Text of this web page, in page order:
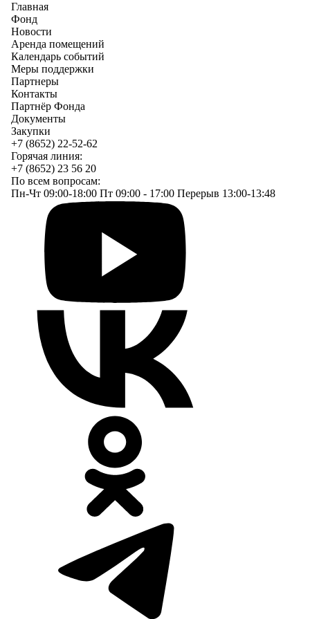
Главная
Фонд
Новости
Аренда помещений
Календарь событий
Меры поддержки
Партнеры
Контакты
Партнёр Фонда
Документы
Закупки
+7 (8652) 22-52-62
Горячая линия:
+7 (8652) 23 56 20
По всем вопросам:
Пн-Чт 09:00-18:00 Пт 09:00 - 17:00 Перерыв 13:00-13:48